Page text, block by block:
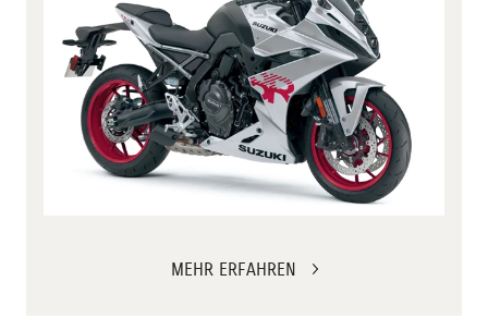
MEHR ERFAHREN